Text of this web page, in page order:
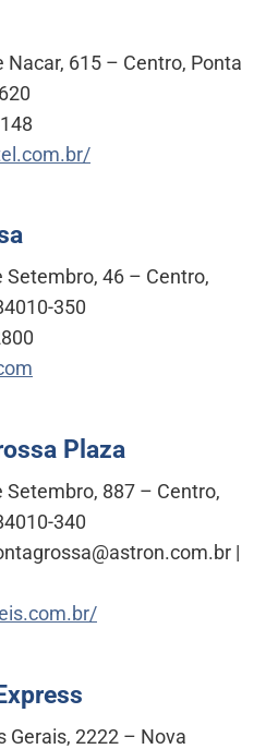
Nacar, 615 – Centro, Ponta
Setembro, 46 – Centro,
350
Plaza
Setembro, 887 – Centro,
340
|
Gerais, 2222 – Nova